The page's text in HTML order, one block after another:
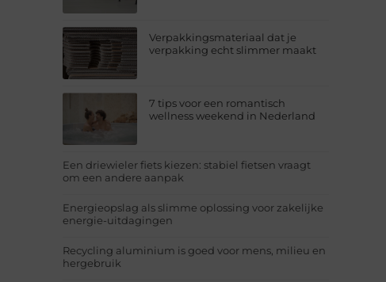
Verpakkingsmateriaal dat je
verpakking echt slimmer maakt
7 tips voor een romantisch
wellness weekend in Nederland
Een driewieler fiets kiezen: stabiel fietsen vraagt
om een andere aanpak
Energieopslag als slimme oplossing voor zakelijke
energie-uitdagingen
Recycling aluminium is goed voor mens, milieu en
hergebruik